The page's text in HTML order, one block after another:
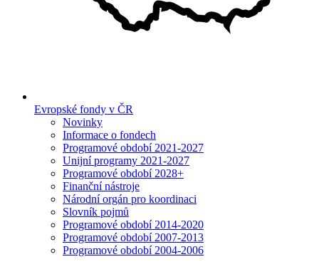
Evropské fondy v ČR
Novinky
Informace o fondech
Programové období 2021-2027
Unijní programy 2021-2027
Programové období 2028+
Finanční nástroje
Národní orgán pro koordinaci
Slovník pojmů
Programové období 2014-2020
Programové období 2007-2013
Programové období 2004-2006